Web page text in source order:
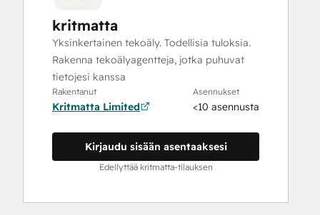
kritmatta
Yksinkertainen tekoäly. Todellisia tuloksia.
Rakenna tekoälyagentteja, jotka puhuvat
tietojesi kanssa
Rakentanut
Kritmatta Limited
Asennukset
<10 asennusta
Kirjaudu sisään asentaaksesi
Edellyttää kritmatta-tilauksen